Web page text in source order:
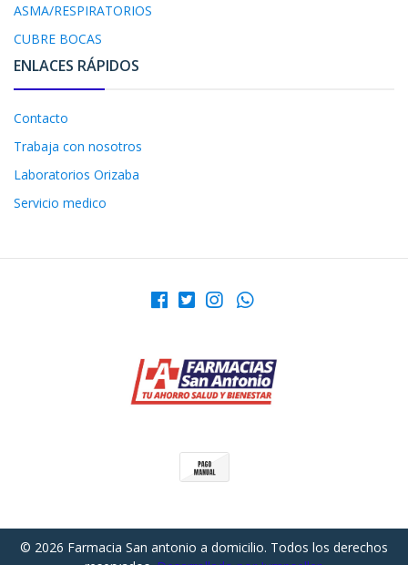
ASMA/RESPIRATORIOS
CUBRE BOCAS
ENLACES RÁPIDOS
Contacto
Trabaja con nosotros
Laboratorios Orizaba
Servicio medico
© 2026 Farmacia San antonio a domicilio. Todos los derechos